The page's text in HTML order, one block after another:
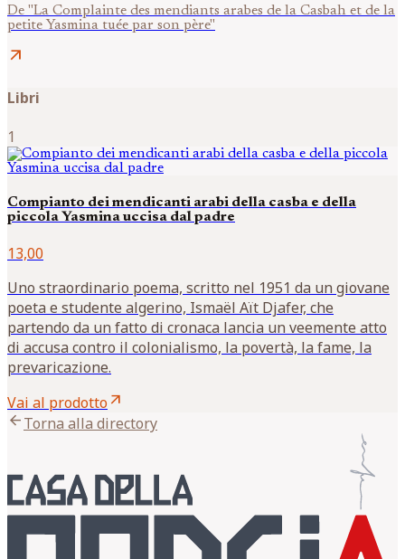
De "La Complainte des mendiants arabes de la Casbah et de la
petite Yasmina tuée par son père"
arrow_outward
Libri
1
Compianto dei mendicanti arabi della casba e della
piccola Yasmina uccisa dal padre
13,00
Uno straordinario poema, scritto nel 1951 da un giovane
poeta e studente algerino, Ismaël Aït Djafer, che
partendo da un fatto di cronaca lancia un veemente atto
di accusa contro il colonialismo, la povertà, la fame, la
prevaricazione.
Vai al prodottoarrow_outward
arrow_backTorna alla directory